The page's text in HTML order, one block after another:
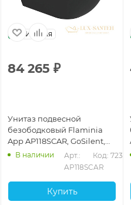
Италия
84 265 ₽
Унитаз подвесной
безободковый Flaminia
App AP118SCAR, GoSilent,
Carbone
В наличии
Арт.:
AP118SCAR
Код: 72390
Купить